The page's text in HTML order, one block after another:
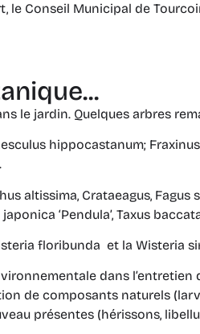
le Conseil Municipal de
le jardin. Quelques arbres
hippocastanum;
altissima, Crataeagus,
‘Pendula’, Taxus
floribunda et la Wisteria
dans l’entretien
de composants naturels
présentes (hérissons,